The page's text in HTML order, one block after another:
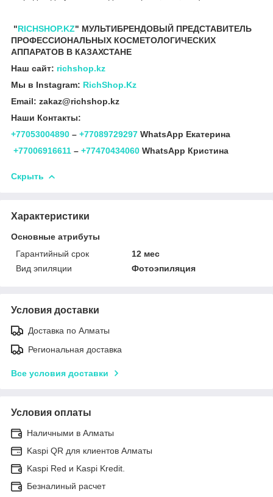
"RICHSHOP.KZ" МУЛЬТИБРЕНДОВЫЙ ПРЕДСТАВИТЕЛЬ
ПРОФЕССИОНАЛЬНЫХ КОСМЕТОЛОГИЧЕСКИХ
АППАРАТОВ В КАЗАХСТАНЕ
Наш сайт: richshop.kz
Мы в Instagram: RichShop.Kz
Email: zakaz@richshop.kz
Наши Контакты:
+77053004890 – +77089729297 WhatsApp Екатерина
+77006916611 – +77470434060 WhatsApp Кристина
Скрыть
Характеристики
Основные атрибуты
Гарантийный срок
12 мес
Вид эпиляции
Фотоэпиляция
Условия доставки
Доставка по Алматы
Региональная доставка
Все условия доставки
Условия оплаты
Наличными в Алматы
Kaspi QR для клиентов Алматы
Kaspi Red и Kaspi Kredit.
Безналиный расчет